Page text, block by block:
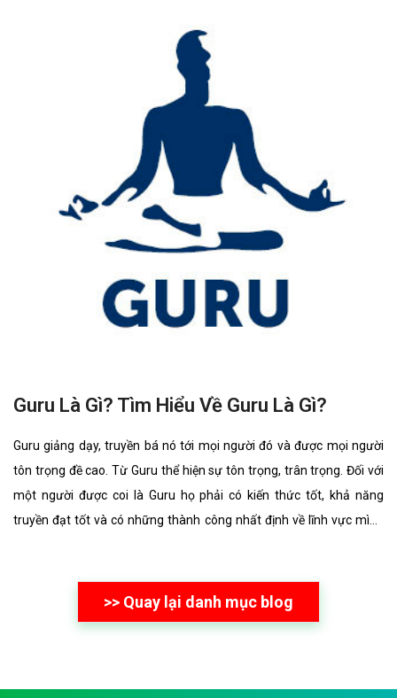
Guru Là Gì? Tìm Hiểu Về Guru Là Gì?
Guru giảng dạy, truyền bá nó tới mọi người đó và được mọi người
tôn trọng đề cao. Từ Guru thể hiện sự tôn trọng, trân trọng. Đối với
một người được coi là Guru họ phải có kiến thức tốt, khả năng
>> Quay lại danh mục blog
Ý KIẾN KHÁCH HÀNG
không vừa ý vì không làm được chức năng đặt hàng